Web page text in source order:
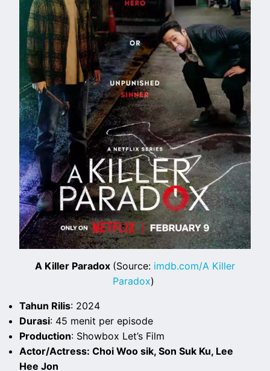
A Killer Paradox (Source: imdb.com/A Killer
Paradox)
Tahun Rilis: 2024
Durasi: 45 menit per episode
Production: Showbox Let’s Film
Actor/Actress: Choi Woo sik, Son Suk Ku, Lee
Hee Jon